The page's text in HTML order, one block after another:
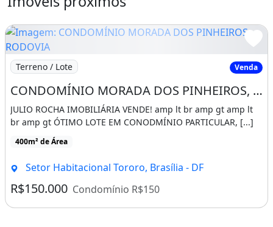
Imagem: CONDOMÍNIO MORADA DOS PINHEIROS,
Terreno / Lote Venda
CONDOMÍNIO MORADA DOS PINHEIROS, RODOVIA DF-140, JARDIM BOTÂNICO-DF!
JULIO ROCHA IMOBILIÁRIA VENDE! amp lt br amp gt amp lt
br amp gt ÓTIMO LOTE EM CONODMÍNIO PARTICULAR, [...]
400m² de Área
Setor Habitacional Tororo, Brasília - DF
R$150.000 Condomínio R$150